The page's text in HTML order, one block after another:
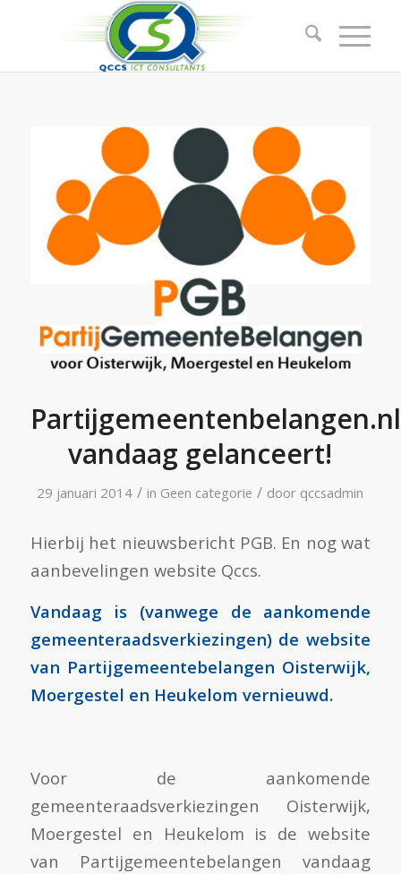
Partijgemeentenbelangen.nl
vandaag gelanceert!
29 januari 2014 / in Geen categorie / door qccsadmin
Hierbij het nieuwsbericht PGB. En nog wat
aanbevelingen website Qccs.
Vandaag is (vanwege de aankomende
gemeenteraadsverkiezingen) de website
van Partijgemeentebelangen Oisterwijk,
Moergestel en Heukelom vernieuwd.
Voor de aankomende
gemeenteraadsverkiezingen Oisterwijk,
Moergestel en Heukelom is de website
van Partijgemeentebelangen vandaag